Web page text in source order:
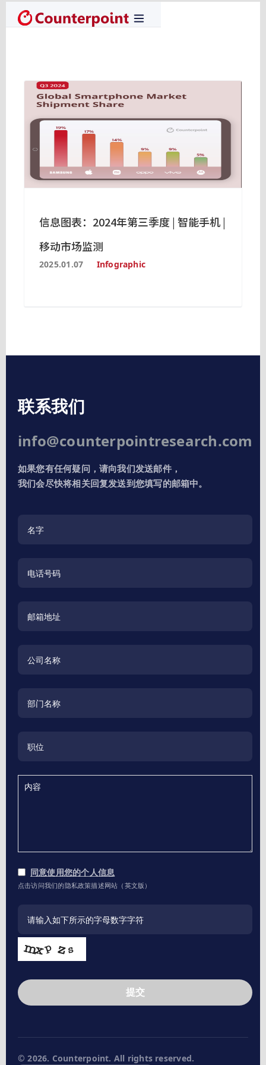
信息图表：2024年第三季度 | 智能手机 |
移动市场监测
2025.01.07 Infographic
联系我们
info@counterpointresearch.com
如果您有任何疑问，请向我们发送邮件，
我们会尽快将相关回复发送到您填写的邮箱中。
同意使用您的个人信息
点击访问我们的隐私政策描述网站（英文版）
提交
blank
© 2026. Counterpoint. All rights reserved.